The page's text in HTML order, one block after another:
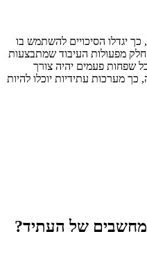
יגדלו הסיכויים להשתמש בו
מפעולות העיבוד שמתבצעות
שפחות פעמים יהיה צורך
מערכות עתידיות יוכלו להיות
של העתיד?